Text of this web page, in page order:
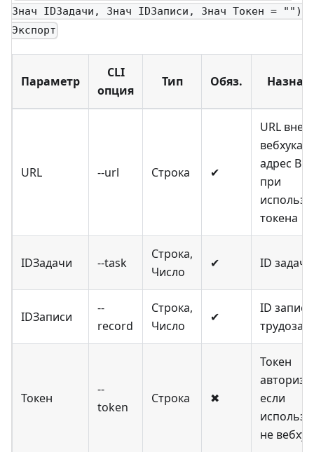
Знач IDЗадачи, Знач IDЗаписи, Знач Токен = "")
Экспорт
Параметр
CLI
опция
Тип Обяз.
URL --url Строка ✔
URL
вебхука
адрес
при
токена
IDЗадачи --task
Строка,
Число
✔ ID задачи
IDЗаписи
--
record
Строка,
Число
✔
ID
Токен
--
token
Строка ✖
Токен
если
не вебхук